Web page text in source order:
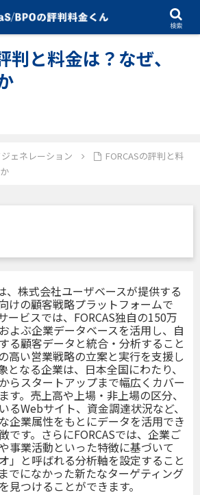
ン 09.12.2025
判と料金は？なぜ、
ジェネレーション
FORCASの評判と料
、株式会社ユーザベースが提供する
けの顧客戦略プラットフォームで
ービスでは、FORCAS独自の150万
よぶ企業データベースを活用し、自
る顧客データと統合・分析すること
高い営業戦略の立案と実行を支援し
となる企業は、日本全国にわたり、
らスタートアップまで幅広くカバー
す。売上高や上場・非上場の区分、
るWebサイト、資金調達状況など、
企業属性をもとにデータを活用でき
です。さらにFORCASでは、企業ご
事業活動といった特徴に基づいて
オ」と呼ばれる分析軸を設定すること
でになかった新たなターゲティング
見つけることができます。
検索